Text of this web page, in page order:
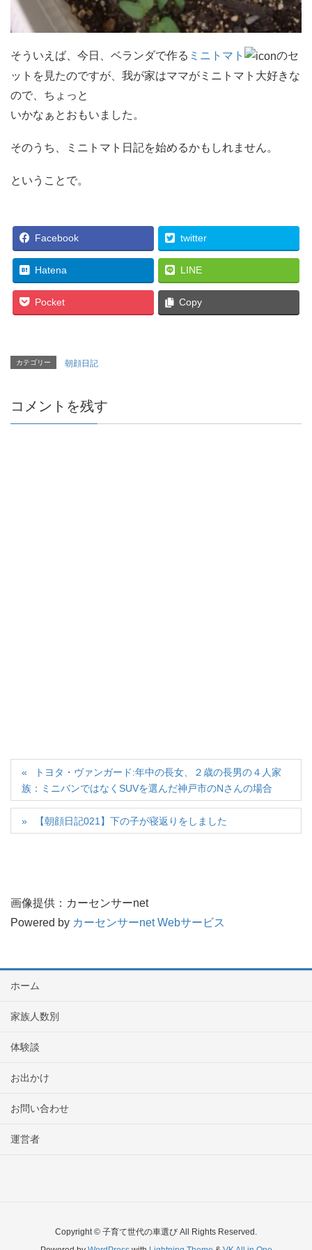
そういえば、今日、ベランダで作る ミニトマト
のセ
ットを見たのですが、我が家はママがミニトマト大好きな
ので、ちょっと
いかなぁとおもいました。
そのうち、ミニトマト日記を始めるかもしれません。
ということで。
Facebook twitter
Hatena LINE
Pocket Copy
カテゴリー 朝顔日記
コメントを残す
トヨタ・ヴァンガード:年中の長女、２歳の長男の４人家
族：ミニバンではなくSUVを選んだ神戸市のNさんの場合
【朝顔日記021】下の子が寝返りをしました
画像提供：カーセンサーnet
Powered by カーセンサーnet Webサービス
ホーム
家族人数別
体験談
お出かけ
お問い合わせ
運営者
Copyright © 子育て世代の車選び All Rights Reserved.